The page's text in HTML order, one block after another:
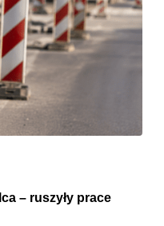
– ruszyły prace